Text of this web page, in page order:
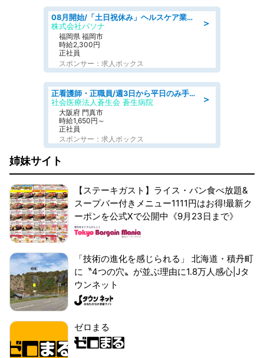
＞
08月開始/「土日祝休み」ヘルスケア業界の産業保健師/高時給/未経験OK/要資格:保健師、正看護師
株式会社パソナ
福岡県 福岡市
時給2,300円
正社員
スポンサー：求人ボックス
＞
正看護師・正職員/週3日から平日のみ手術室勤務パート!ご家庭と両立しやすい手術室勤務!無料の託児所完備!/病院/年間休日120日以上/託児所有り/車通勤OK
社会医療法人蒼生会 蒼生病院
大阪府 門真市
時給1,650円～
正社員
スポンサー：求人ボックス
姉妹サイト
【ステーキガスト】ライス・パン食べ放題&
スープバー付きメニュー1111円はお得!最新ク
ーポンを公式Xで公開中《9月23日まで》
「技術の進化を感じられる」 北海道・積丹町
に〝4つの穴〟が並ぶ理由に1.8万人感心|Jタ
ウンネット
ゼロまる